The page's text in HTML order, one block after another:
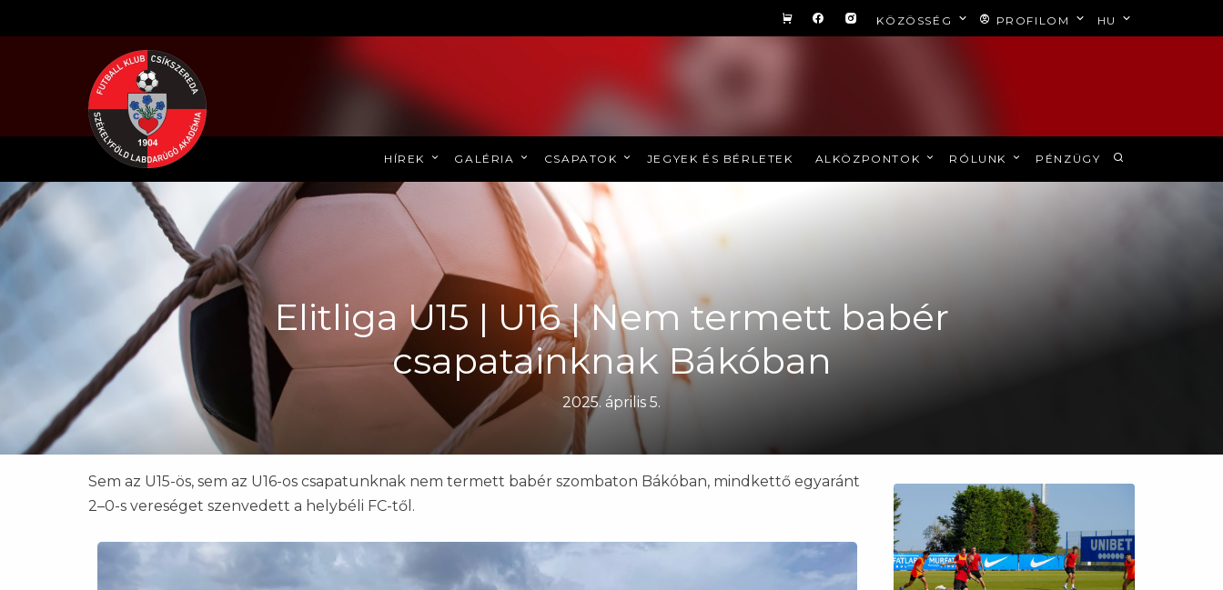
KÖZÖSSÉG PROFILOM HU
HÍREK GALÉRIA CSAPATOK JEGYEK ÉS BÉRLETEK ALKÖZPONTOK RÓLUNK PÉNZÜGY
Elitliga U15 | U16 | Nem termett babér
csapatainknak Bákóban
2025. április 5.
Sem az U15-ös, sem az U16-os csapatunknak nem termett babér szombaton Bákóban, mindkettő egyaránt
2–0-s vereséget szenvedett a helybéli FC-től.